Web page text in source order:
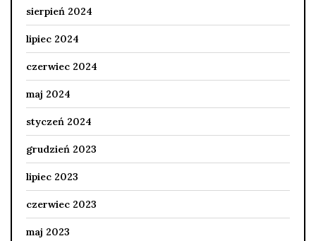
sierpień 2024
lipiec 2024
czerwiec 2024
maj 2024
styczeń 2024
grudzień 2023
lipiec 2023
czerwiec 2023
maj 2023